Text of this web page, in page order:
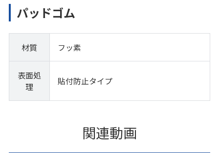
パッドゴム
材質 フッ素
表面処
理
貼付防止タイプ
関連動画